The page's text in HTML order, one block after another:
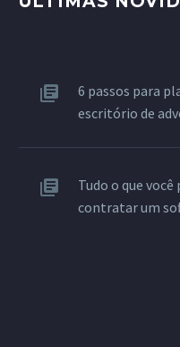
6 passos para
escritório de
Tudo o que
contratar um